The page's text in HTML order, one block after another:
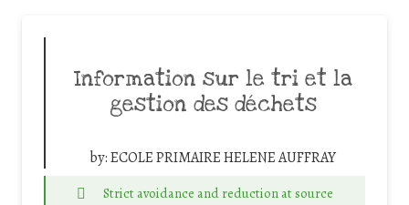
Information sur le tri et la
gestion des déchets
by:ECOLE PRIMAIRE HELENE AUFFRAY
Strict avoidance and reduction at source